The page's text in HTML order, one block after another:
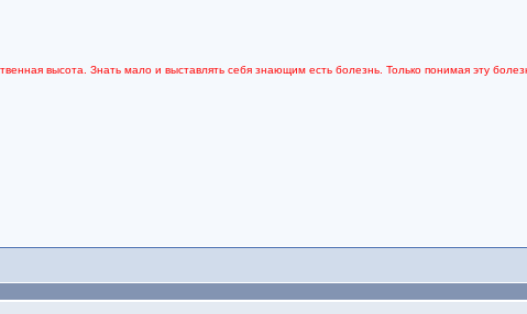
высота. Знать мало и выставлять себя знающим есть болезнь. Только понимая эту